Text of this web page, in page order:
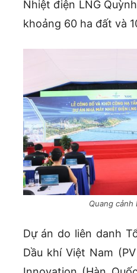
Nhiệt điện LNG
khoảng 60 ha đất và
Quang cảnh
Dự án do liên danh
Dầu khí Việt Nam